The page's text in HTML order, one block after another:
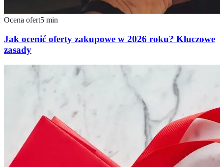
Ocena ofert5 min
Jak ocenić oferty zakupowe w 2026 roku? Kluczowe
zasady